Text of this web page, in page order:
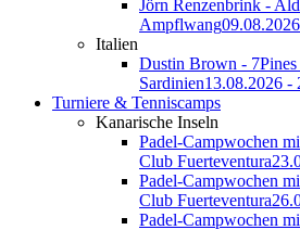
Jörn Renzenbrink -
Ampflwang
Italien
Dustin Brown - 7Pines
Sardinien13.08.2026 -
Turniere & Tenniscamps
Kanarische Inseln
Padel-Campwochen
Club Fuerteventura
Padel-Campwochen
Club Fuerteventura
Padel-Campwochen